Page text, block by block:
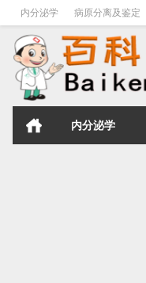
内分泌学 病原分离及鉴定
内分泌学